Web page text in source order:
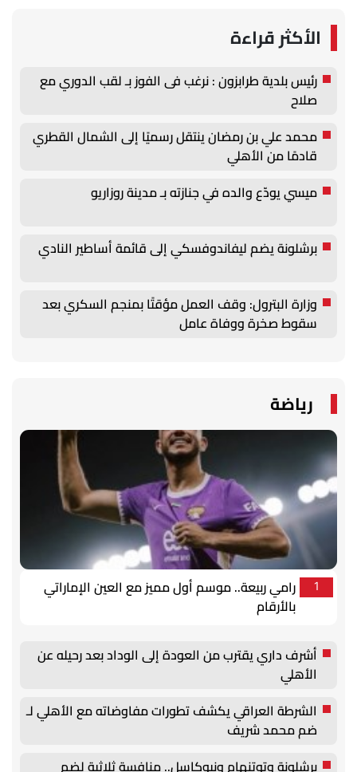
الأكثر قراءة
رئيس بلدية طرابزون : نرغب فى الفوز بـ لقب الدوري مع
صلاح
محمد علي بن رمضان ينتقل رسميًا إلى الشمال القطري
قادمًا من الأهلي
ميسي يودّع والده في جنازته بـ مدينة روزاريو
برشلونة يضم ليفاندوفسكي إلى قائمة أساطير النادي
وزارة البترول: وقف العمل مؤقتًا بمنجم السكري بعد
سقوط صخرة ووفاة عامل
رياضة
1
رامي ربيعة.. موسم أول مميز مع العين الإماراتي
بالأرقام
أشرف داري يقترب من العودة إلى الوداد بعد رحيله عن
الأهلي
الشرطة العراقي يكشف تطورات مفاوضاته مع الأهلي لـ
ضم محمد شريف
برشلونة وتوتنهام ونيوكاسل.. منافسة ثلاثية لضم